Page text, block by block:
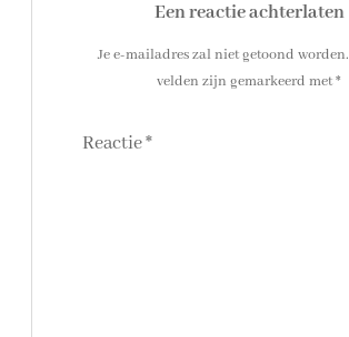
Een reactie achterlaten
Je e-mailadres zal niet getoond worden.
velden zijn gemarkeerd met*
Reactie*